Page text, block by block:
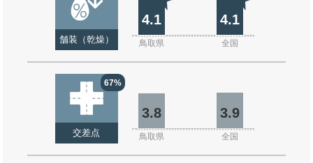
舗装（乾燥）
4.1 4.1
鳥取県 全国
67%
交差点
3.8 3.9
鳥取県 全国